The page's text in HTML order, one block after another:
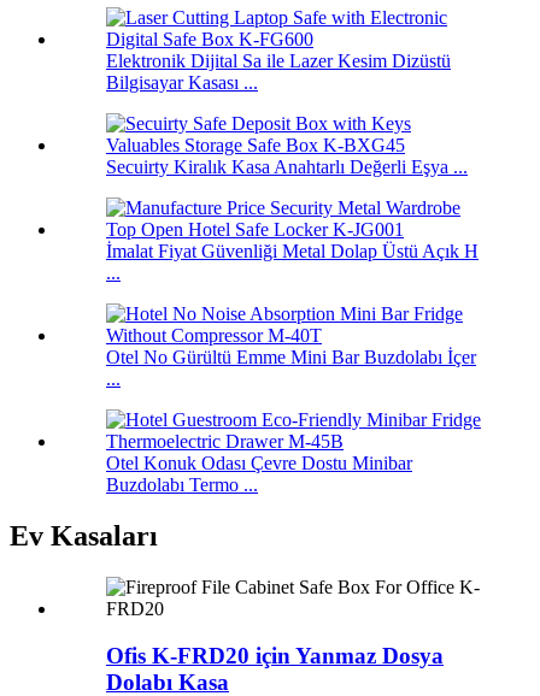
Elektronik Dijital Sa ile Lazer Kesim Dizüstü
Bilgisayar Kasası ...
Secuirty Kiralık Kasa Anahtarlı Değerli Eşya ...
İmalat Fiyat Güvenliği Metal Dolap Üstü Açık H
...
Otel No Gürültü Emme Mini Bar Buzdolabı İçer
...
Otel Konuk Odası Çevre Dostu Minibar
Buzdolabı Termo ...
Ev Kasaları
Ofis K-FRD20 için Yanmaz Dosya
Dolabı Kasa